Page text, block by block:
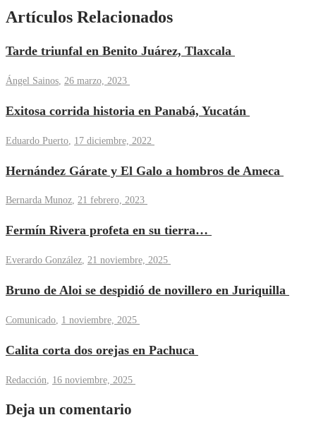
Artículos Relacionados
Tarde triunfal en Benito Juárez, Tlaxcala
Ángel Sainos 26 marzo, 2023
Exitosa corrida historia en Panabá, Yucatán
Eduardo Puerto 17 diciembre, 2022
Hernández Gárate y El Galo a hombros de Ameca
Bernarda Munoz, 21 febrero, 2023
Fermín Rivera profeta en su tierra…
Everardo González, 21 noviembre, 2025
Bruno de Aloi se despidió de novillero en Juriquilla
Comunicado, 1 noviembre, 2025
Calita corta dos orejas en Pachuca
Redacción, 16 noviembre, 2025
Deja un comentario